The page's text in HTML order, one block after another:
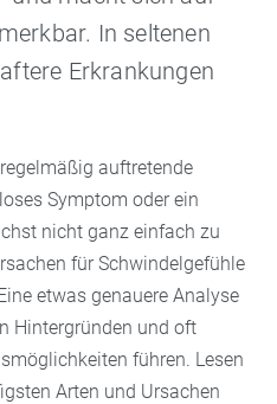
In seltenen
Erkrankungen
auftretende
Symptom oder ein
nicht ganz einfach zu
für Schwindelgefühle
etwas genauere Analyse
Hintergründen und oft
führen. Lesen
Arten und Ursachen